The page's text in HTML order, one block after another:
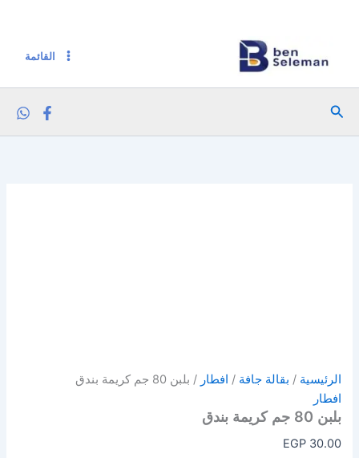
القائمة
البحث
الرئيسية / بقالة جافة / افطار / بلبن 80 جم كريمة بندق
افطار
بلبن 80 جم كريمة بندق
EGP30.00